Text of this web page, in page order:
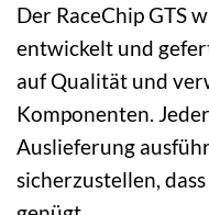
Der RaceChip GTS
entwickelt und
auf Qualität und
Komponenten.
Auslieferung
sicherzustellen,